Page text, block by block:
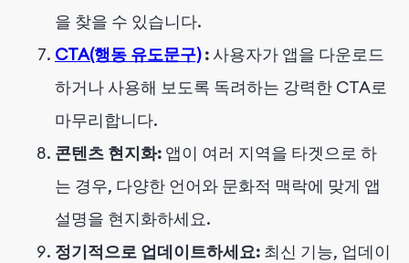
을 찾을 수 있습니다.
CTA(행동 유도문구): 사용자가 앱을 다운로드
하거나 사용해 보도록 독려하는 강력한 CTA로
마무리합니다.
콘텐츠 현지화: 앱이 여러 지역을 타겟으로 하
는 경우, 다양한 언어와 문화적 맥락에 맞게 앱
설명을 현지화하세요.
정기적으로 업데이트하세요: 최신 기능, 업데이